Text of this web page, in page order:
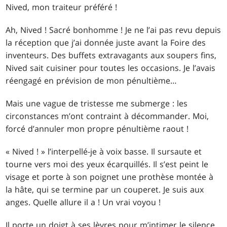
Nived, mon traiteur préféré !
Ah, Nived ! Sacré bonhomme ! Je ne l’ai pas revu depuis
la réception que j’ai donnée juste avant la Foire des
inventeurs. Des buffets extravagants aux soupers fins,
Nived sait cuisiner pour toutes les occasions. Je l’avais
réengagé en prévision de mon pénultième…
Mais une vague de tristesse me submerge : les
circonstances m’ont contraint à décommander. Moi,
forcé d’annuler mon propre pénultième raout !
« Nived ! » l’interpellé-je à voix basse. Il sursaute et
tourne vers moi des yeux écarquillés. Il s’est peint le
visage et porte à son poignet une prothèse montée à
la hâte, qui se termine par un couperet. Je suis aux
anges. Quelle allure il a ! Un vrai voyou !